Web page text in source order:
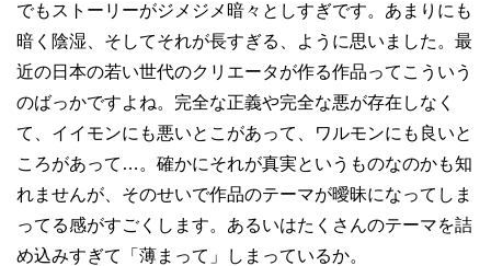
でもストーリーがジメジメ暗々としすぎです。あまりにも
暗く陰湿、そしてそれが長すぎる、ように思いました。最
近の日本の若い世代のクリエータが作る作品ってこういう
のばっかですよね。完全な正義や完全な悪が存在しなく
て、イイモンにも悪いとこがあって、ワルモンにも良いと
ころがあって…。確かにそれが真実というものなのかも知
れませんが、そのせいで作品のテーマが曖昧になってしま
ってる感がすごくします。あるいはたくさんのテーマを詰
め込みすぎて「薄まって」しまっているか。